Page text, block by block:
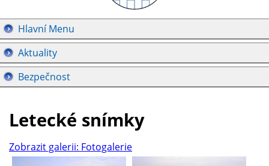
Hlavní Menu
Aktuality
Bezpečnost
Letecké snímky
Zobrazit galerii: Fotogalerie